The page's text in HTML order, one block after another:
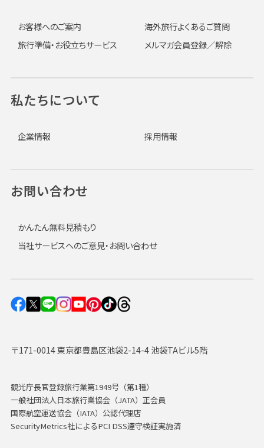
〒171-0014 東京都豊島区池袋2-14-4 池袋TAビル5階
観光庁長官登録旅行業第1949号（第1種）
一般社団法人日本旅行業協会（JATA）正会員
国際航空運送協会（IATA）公認代理店
SecurityMetrics社によるPCI DSS遵守検証実施済
お客様へのご案内
海外旅行よくあるご質問
旅行準備・お役立ちサービス
メルマガ会員登録／解除
私たちについて
企業情報 採用情報
お問い合わせ
かんたん無料見積もり
当社サービスへのご意見・お問い合わせ